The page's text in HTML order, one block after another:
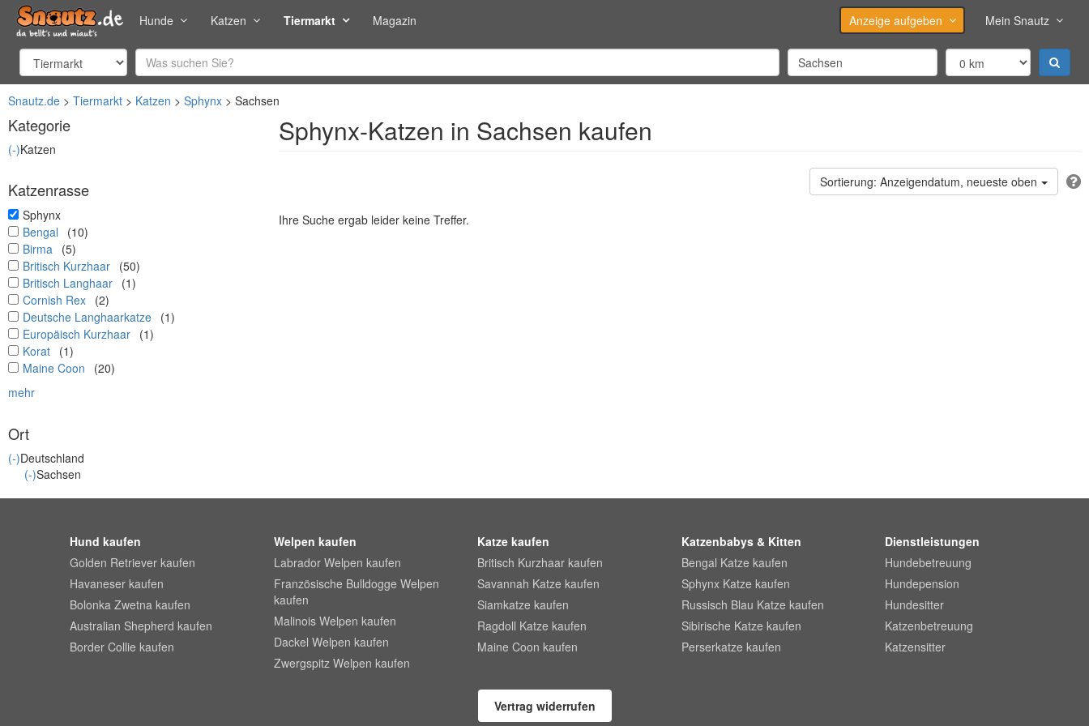
Hunde Katzen Tiermarkt Magazin Anzeige aufgeben Mein Snautz
Snautz.de Tiermarkt Katzen Sphynx Sachsen
Kategorie
(-)Katzen
Katzenrasse
undefined
Sphynx
undefined
Bengal
(10)
undefined
Birma (5)
undefined
Britisch Kurzhaar (50)
undefined
Britisch Langhaar (1)
undefined
Cornish Rex (2)
undefined
Deutsche Langhaarkatze (1)
undefined
Europäisch Kurzhaar (1)
undefined
Korat (1)
undefined
Maine Coon
(20)
mehr
Ort
(-)Deutschland
(-)Sachsen
Sphynx-Katzen in Sachsen kaufen
Anzeigendatum, neueste oben
Ihre Suche ergab leider keine Treffer.
Hund kaufen
Golden Retriever kaufen
Havaneser kaufen
Bolonka Zwetna kaufen
Australian Shepherd kaufen
Border Collie kaufen
Welpen kaufen
Labrador Welpen kaufen
Französische Bulldogge Welpen
kaufen
Malinois Welpen kaufen
Dackel Welpen kaufen
Zwergspitz Welpen kaufen
Katze kaufen
Britisch Kurzhaar kaufen
Savannah Katze kaufen
Siamkatze kaufen
Ragdoll Katze kaufen
Maine Coon kaufen
Katzenbabys & Kitten
Bengal Katze kaufen
Sphynx Katze kaufen
Russisch Blau Katze kaufen
Sibirische Katze kaufen
Perserkatze kaufen
Dienstleistungen
Hundebetreuung
Hundepension
Hundesitter
Katzenbetreuung
Katzensitter
Vertrag widerrufen